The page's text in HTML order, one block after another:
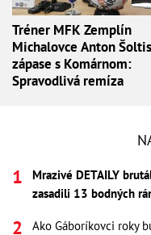
Tréner MFK Zemplín
Michalovce Anton
zápase s Komárnom:
Spravodlivá remíza
Mrazivé DETAILY
zasadili 13 bodných
Ako Gáboríkovci roky